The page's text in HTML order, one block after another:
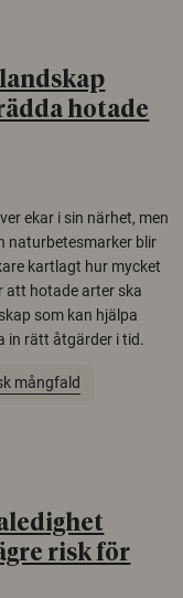
hotade
ekar i sin närhet, men
naturbetesmarker blir
kartlagt hur mycket
att hotade arter ska
som kan hjälpa
in rätt åtgärder i tid.
mångfald
risk för